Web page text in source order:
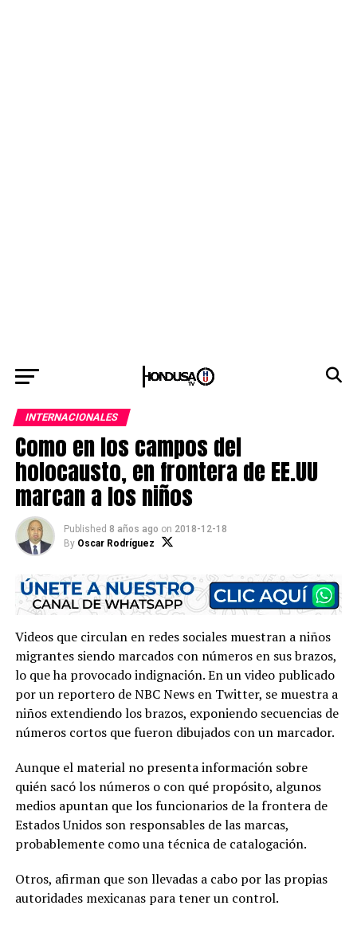
INTERNACIONALES
Como en los campos del
holocausto, en frontera de EE.UU
marcan a los niños
Published 8 años ago on 2018-12-18
By Oscar Rodríguez
Videos que circulan en redes sociales muestran a niños
migrantes siendo marcados con números en sus brazos,
lo que ha provocado indignación. En un video publicado
por un reportero de NBC News en Twitter, se muestra a
niños extendiendo los brazos, exponiendo secuencias de
números cortos que fueron dibujados con un marcador.
Aunque el material no presenta información sobre
quién sacó los números o con qué propósito, algunos
medios apuntan que los funcionarios de la frontera de
Estados Unidos son responsables de las marcas,
probablemente como una técnica de catalogación.
Otros, afirman que son llevadas a cabo por las propias
autoridades mexicanas para tener un control.